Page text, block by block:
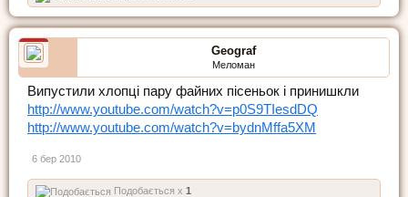
Geograf
Меломан
Випустили хлопці пару файних пісеньок і принишкли
http://www.youtube.com/watch?v=p0S9TIesdDQ
http://www.youtube.com/watch?v=bydnMffa5XM
6 бер 2010
Подобається x 1